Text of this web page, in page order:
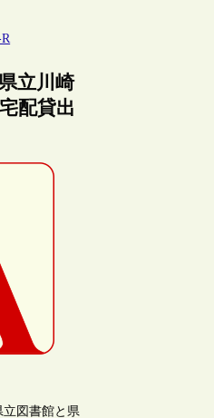
立川崎
配貸出
立図書館と県